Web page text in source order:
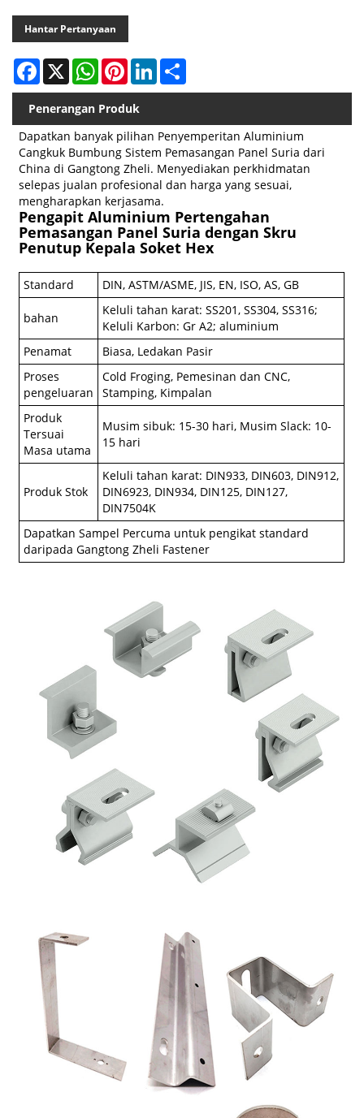
Hantar Pertanyaan
Facebook
X WhatsAppPinterestLinkedIn
Penerangan Produk
Dapatkan banyak pilihan Penyemperitan Aluminium
Cangkuk Bumbung Sistem Pemasangan Panel Suria dari
China di Gangtong Zheli. Menyediakan perkhidmatan
selepas jualan profesional dan harga yang sesuai,
mengharapkan kerjasama.
Pengapit Aluminium Pertengahan
Pemasangan Panel Suria dengan Skru
Penutup Kepala Soket Hex
Standard DIN, ASTM/ASME, JIS, EN, ISO, AS, GB
bahan
Keluli tahan karat: SS201, SS304, SS316;
Keluli Karbon: Gr A2; aluminium
Penamat
Biasa, Ledakan Pasir
Proses
pengeluaran
Cold Froging, Pemesinan dan CNC,
Stamping, Kimpalan
Produk
Tersuai
Masa utama
Musim sibuk: 15-30 hari, Musim Slack: 10-
15 hari
Produk Stok
Keluli tahan karat: DIN933, DIN603, DIN912,
DIN6923, DIN934, DIN125, DIN127,
DIN7504K
Dapatkan Sampel Percuma untuk pengikat standard
daripada Gangtong Zheli Fastener